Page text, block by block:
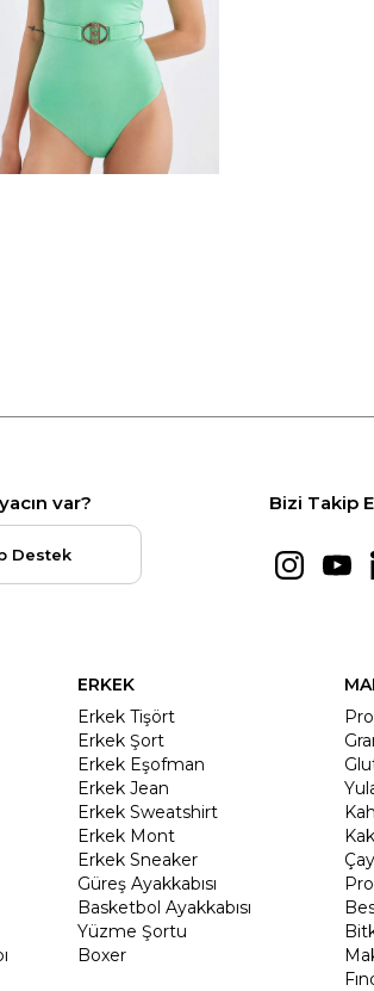
var?
Destek
Bizi Takip
ERKEK
Erkek Tişört
Erkek Şort
Erkek Eşofman
Erkek Jean
Erkek Sweatshirt
Erkek Mont
Erkek Sneaker
Güreş Ayakkabısı
Basketbol Ayakkabısı
Yüzme Şortu
Boxer
Çay